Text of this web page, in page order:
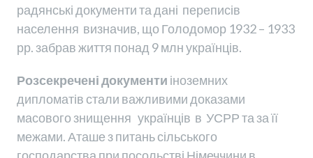
радянські документи та дані переписів
населення визначив, що Голодомор 1932 – 1933
рр. забрав життя понад 9 млн українців.
Розсекречені документи іноземних
дипломатів стали важливими доказами
масового знищення українців в УСРР та за її
межами. Аташе з питань сільського